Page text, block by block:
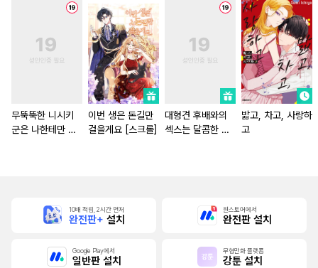
무뚝뚝한 니시키
군은 나한테만 위
이번 생은 돈길만
걸을게요 [스크롤]
대형견 후배와의
섹스는 달콤한 덫
밟고, 차고, 사랑하
고
10배 적립, 2시간 먼저
완전판+ 설치
원스토어에서
완전판 설치
Google Play에서
일반판 설치
무협만화 플랫폼
강툰 설치